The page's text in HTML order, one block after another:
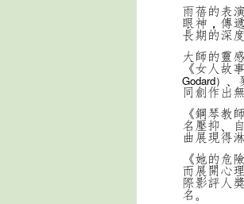
雨蓓的表
眼神，傳
長期的深
大師的靈
《女人故
Godard） 、
同創作出
《鋼琴教師
名壓抑、
曲展現得
《她的危
而展開心
際影評人
名。